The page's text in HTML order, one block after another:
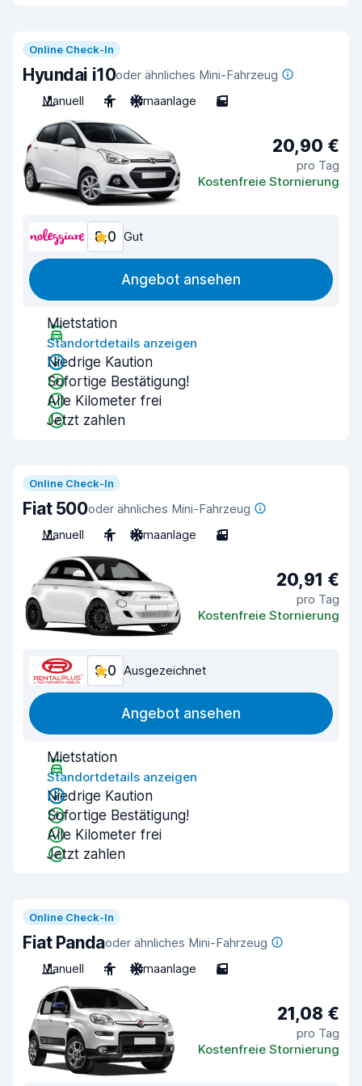
Online Check-In
Hyundai i10oder ähnliches Mini-Fahrzeug
Manuell
4 Klimaanlage 5
20,90 €
pro Tag
Kostenfreie Stornierung
8,0 Gut
Angebot ansehen
Mietstation
Standortdetails anzeigen
Niedrige Kaution
Sofortige Bestätigung!
Alle Kilometer frei
Jetzt zahlen
Online Check-In
Fiat 500oder ähnliches Mini-Fahrzeug
Manuell
4 Klimaanlage 3
20,91 €
pro Tag
Kostenfreie Stornierung
9,0 Ausgezeichnet
Angebot ansehen
Mietstation
Standortdetails anzeigen
Niedrige Kaution
Sofortige Bestätigung!
Alle Kilometer frei
Jetzt zahlen
Online Check-In
Fiat Pandaoder ähnliches Mini-Fahrzeug
Manuell
4 Klimaanlage 5
21,08 €
pro Tag
Kostenfreie Stornierung